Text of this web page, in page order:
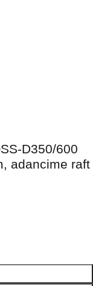
D350/600
adancime raft